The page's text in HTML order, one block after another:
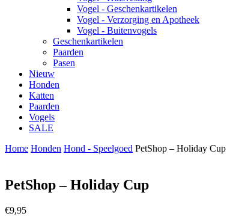
Vogel - Geschenkartikelen
Vogel - Verzorging en Apotheek
Vogel - Buitenvogels
Geschenkartikelen
Paarden
Pasen
Nieuw
Honden
Katten
Paarden
Vogels
SALE
Home Honden Hond - Speelgoed PetShop – Holiday Cup
PetShop – Holiday Cup
€9,95